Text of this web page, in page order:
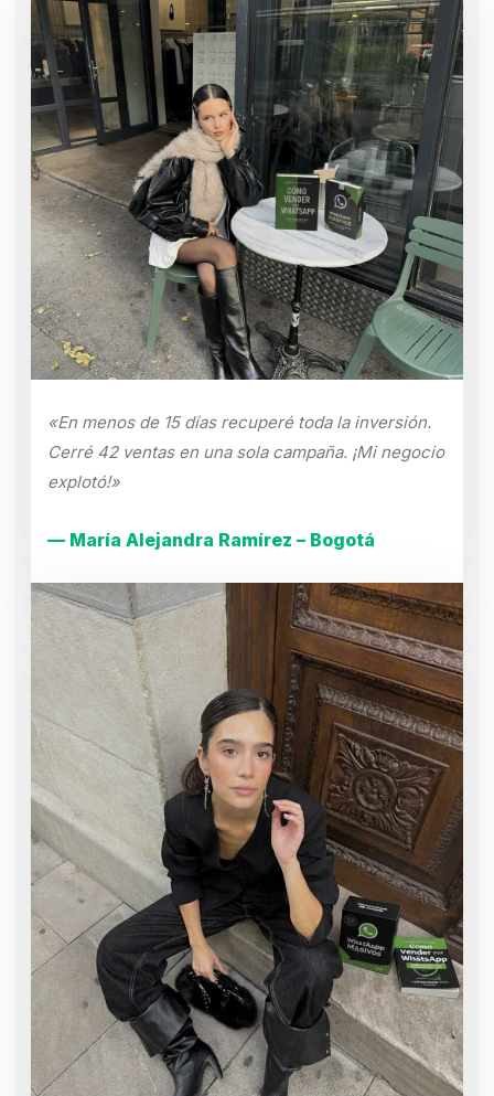
«En menos de 15 días recuperé toda la inversión.
Cerré 42 ventas en una sola campaña. ¡Mi negocio
explotó!»
— María Alejandra Ramírez – Bogotá